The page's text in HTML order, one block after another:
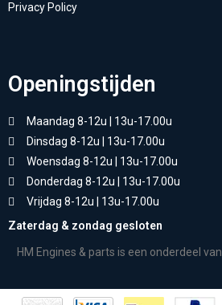
Privacy Policy
Openingstijden
Maandag 8-12u | 13u-17.00u
Dinsdag 8-12u | 13u-17.00u
Woensdag 8-12u | 13u-17.00u
Donderdag 8-12u | 13u-17.00u
Vrijdag 8-12u | 13u-17.00u
Zaterdag & zondag gesloten
HM Engines & parts is een onderdeel van